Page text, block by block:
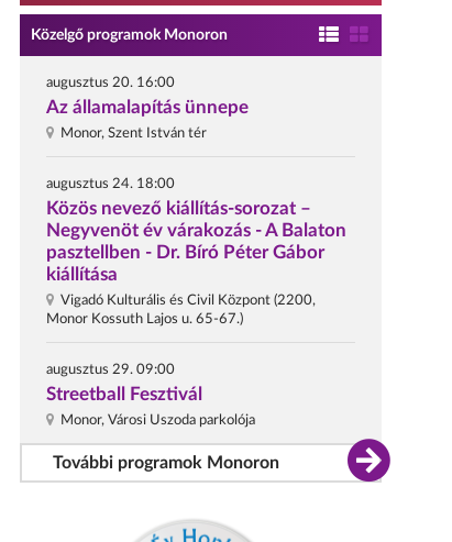
Közelgő programok Monoron
augusztus 20. 16:00
Az államalapítás ünnepe
Monor, Szent István tér
augusztus 24. 18:00
Közös nevező kiállítás-sorozat –
Negyvenöt év várakozás - A Balaton
pasztellben - Dr. Bíró Péter Gábor
kiállítása
Vigadó Kulturális és Civil Központ (2200,
Monor Kossuth Lajos u. 65-67.)
augusztus 29. 09:00
Streetball Fesztivál
Monor, Városi Uszoda parkolója
További programok Monoron